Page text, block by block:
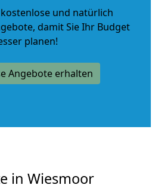
und natürlich
, damit Sie Ihr Budget
planen!
Angebote erhalten
in Wiesmoor